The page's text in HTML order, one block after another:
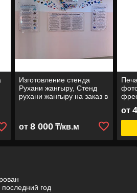
Изготовление стенда
Рухани жангыру, Стенд
рухани жангыру на заказ в
от 8 000₸/кв.м
от
год